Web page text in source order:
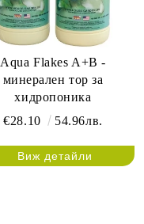
Аqua Flakes A+B -
минерален тор за
хидропоника
€28.10
54.96лв.
Виж детайли